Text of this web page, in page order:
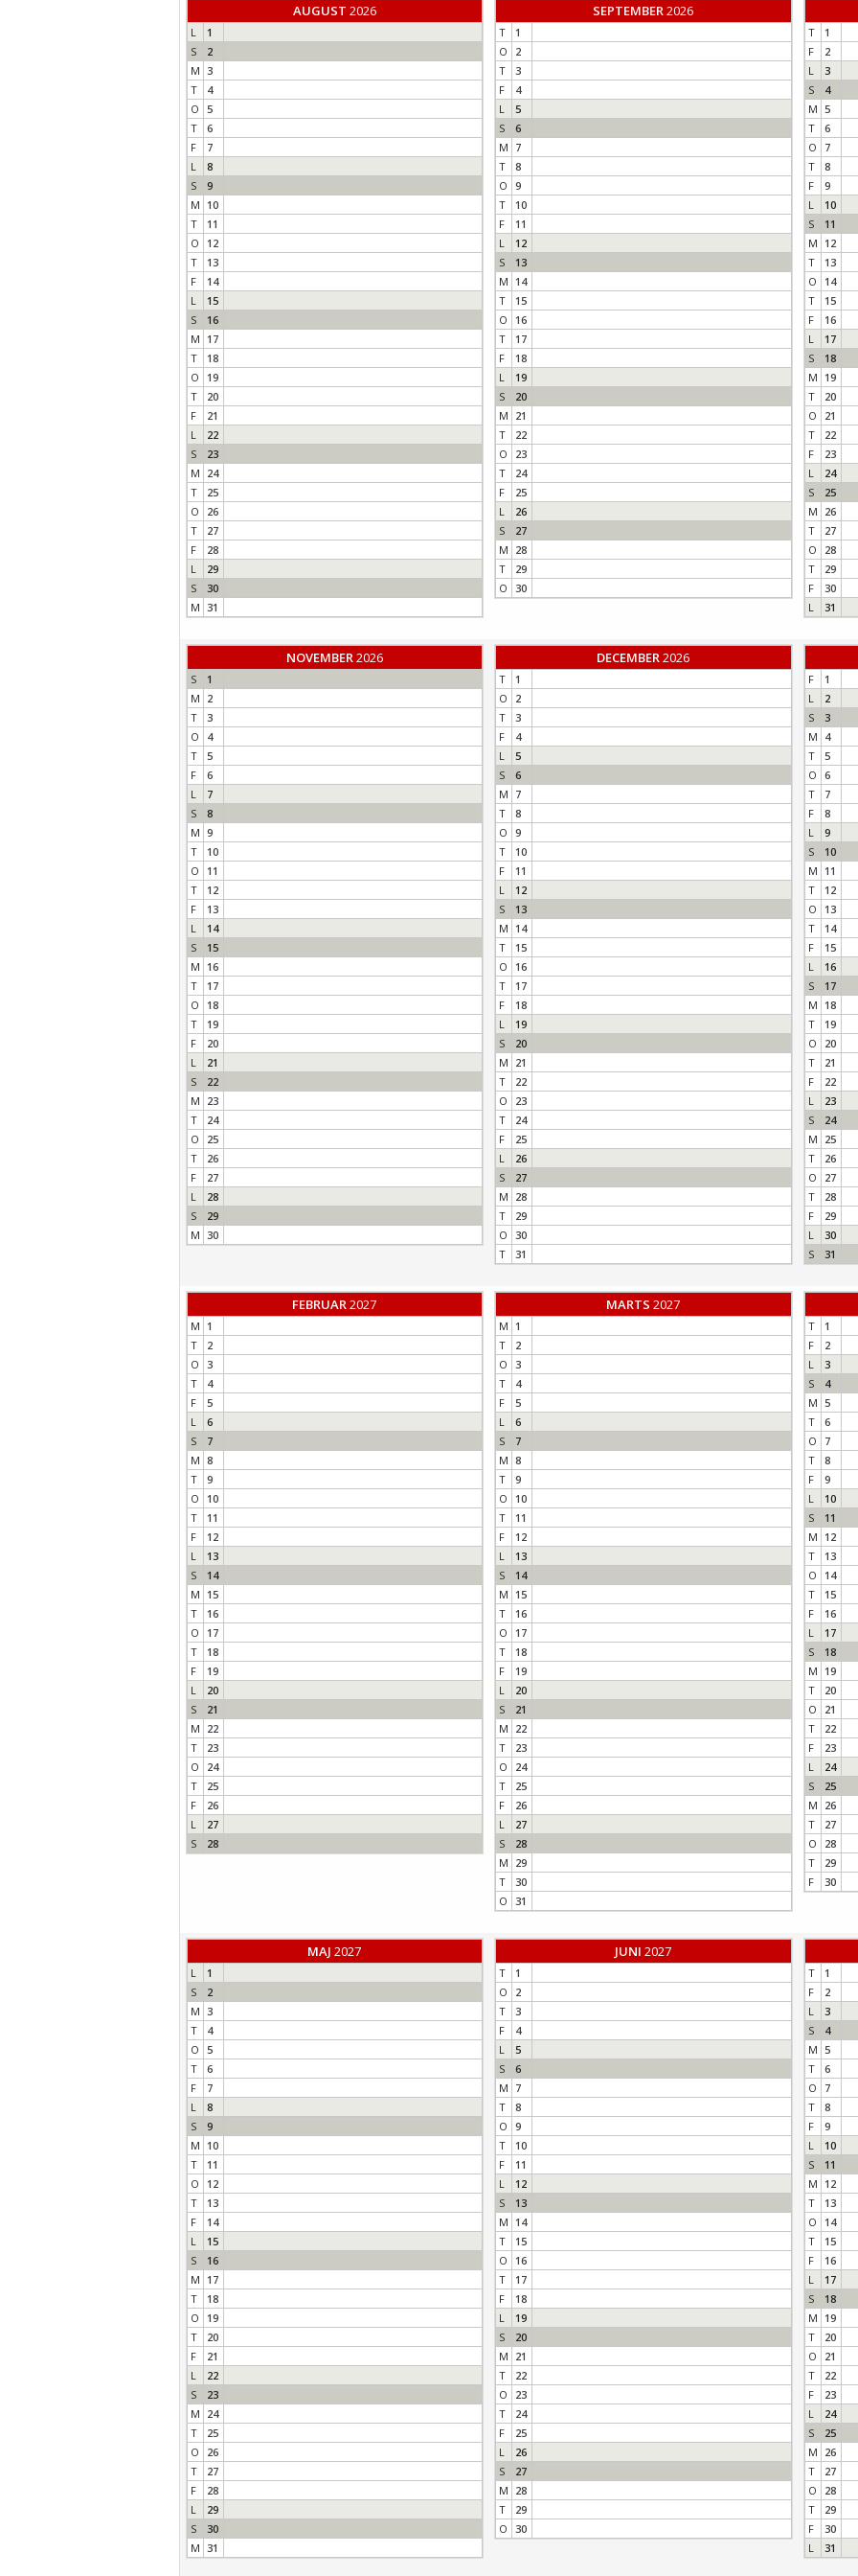
AUGUST 2026
L
1
S
2
M 3
T
4
O 5
T
6
F
7
L
8
S
9
M 10
T
11
O
12
T
13
F
14
L
15
S
16
M 17
T
18
O
19
T
20
F
21
L
22
S
23
M 24
T
25
O
26
T
27
F
28
L
29
S
30
M 31
SEPTEMBER2026
T
1
O
2
T
3
F
4
L
5
S
6
M 7
T
8
O 9
T
10
F
11
L
12
S
13
M 14
T
15
O
16
T
17
F
18
L
19
S
20
M 21
T
22
O
23
T
24
F
25
L
26
S
27
M 28
T
29
O 30
T
1
F
2
L
3
S
4
M 5
T
6
O
7
T
8
F
9
L
10
S
11
M 12
T
13
O
14
T
15
F
16
L
17
S
18
M 19
T
20
O
21
T
22
F
23
L
24
S
25
M 26
T
27
O
28
T
29
F
30
L
31
NOVEMBER2026
S
1
M 2
T
3
O
4
T
5
F
6
L
7
S
8
M 9
T
10
O
11
T
12
F
13
L
14
S
15
M 16
T
17
O
18
T
19
F
20
L
21
S
22
M 23
T
24
O
25
T
26
F
27
L
28
S
29
M 30
DECEMBER2026
T
1
O
2
T
3
F
4
L
5
S
6
M 7
T
8
O 9
T
10
F
11
L
12
S
13
M 14
T
15
O
16
T
17
F
18
L
19
S
20
M 21
T
22
O
23
T
24
F
25
L
26
S
27
M 28
T
29
O 30
T
31
F
1
L
2
S
3
M 4
T
5
O 6
T
7
F
8
L
9
S
10
M 11
T
12
O
13
T
14
F
15
L
16
S
17
M 18
T
19
O
20
T
21
F
22
L
23
S
24
M 25
T
26
O
27
T
28
F
29
L
30
S
31
FEBRUAR2027
M 1
T
2
O 3
T
4
F
5
L
6
S
7
M 8
T
9
O
10
T
11
F
12
L
13
S
14
M 15
T
16
O
17
T
18
F
19
L
20
S
21
M 22
T
23
O
24
T
25
F
26
L
27
S
28
MARTS 2027
M 1
T
2
O 3
T
4
F
5
L
6
S
7
M 8
T
9
O
10
T
11
F
12
L
13
S
14
M 15
T
16
O
17
T
18
F
19
L
20
S
21
M 22
T
23
O
24
T
25
F
26
L
27
S
28
M 29
T
30
O 31
T
1
F
2
L
3
S
4
M 5
T
6
O
7
T
8
F
9
L
10
S
11
M 12
T
13
O
14
T
15
F
16
L
17
S
18
M 19
T
20
O
21
T
22
F
23
L
24
S
25
M 26
T
27
O
28
T
29
F
30
MAJ 2027
L
1
S
2
M 3
T
4
O 5
T
6
F
7
L
8
S
9
M 10
T
11
O
12
T
13
F
14
L
15
S
16
M 17
T
18
O
19
T
20
F
21
L
22
S
23
M 24
T
25
O
26
T
27
F
28
L
29
S
30
M 31
JUNI 2027
T
1
O
2
T
3
F
4
L
5
S
6
M 7
T
8
O 9
T
10
F
11
L
12
S
13
M 14
T
15
O
16
T
17
F
18
L
19
S
20
M 21
T
22
O
23
T
24
F
25
L
26
S
27
M 28
T
29
O 30
T
1
F
2
L
3
S
4
M 5
T
6
O
7
T
8
F
9
L
10
S
11
M 12
T
13
O
14
T
15
F
16
L
17
S
18
M 19
T
20
O
21
T
22
F
23
L
24
S
25
M 26
T
27
O
28
T
29
F
30
L
31